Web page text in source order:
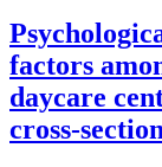
factors
daycare
cross-